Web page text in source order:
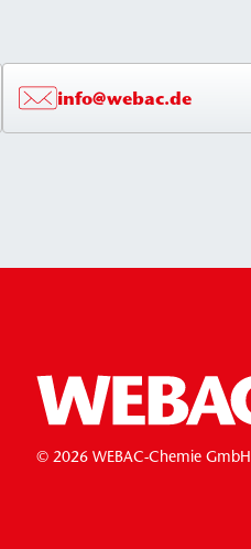
info@webac.de
© 2026 WEBAC-Chemie GmbH